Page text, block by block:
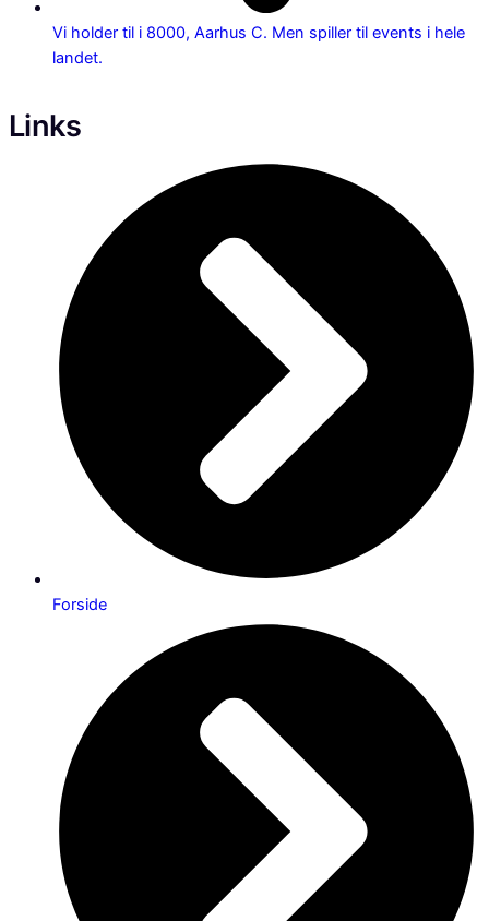
Vi holder til i 8000, Aarhus C. Men spiller til events i hele
landet.
Links
Forside